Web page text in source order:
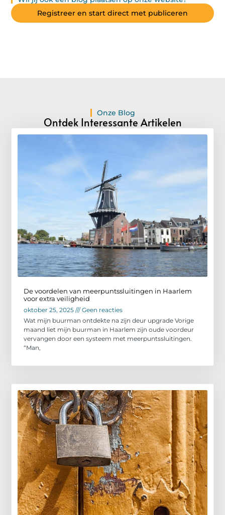
Registreer en start direct met publiceren
Onze Blog
Ontdek Interessante Artikelen
De voordelen van meerpuntssluitingen in Haarlem
voor extra veiligheid
oktober 25, 2025
Geen reacties
Wat mijn buurman ontdekte na zijn deur upgrade Vorige
maand liet mijn buurman in Haarlem zijn oude voordeur
vervangen door een systeem met meerpuntssluitingen.
“Man,